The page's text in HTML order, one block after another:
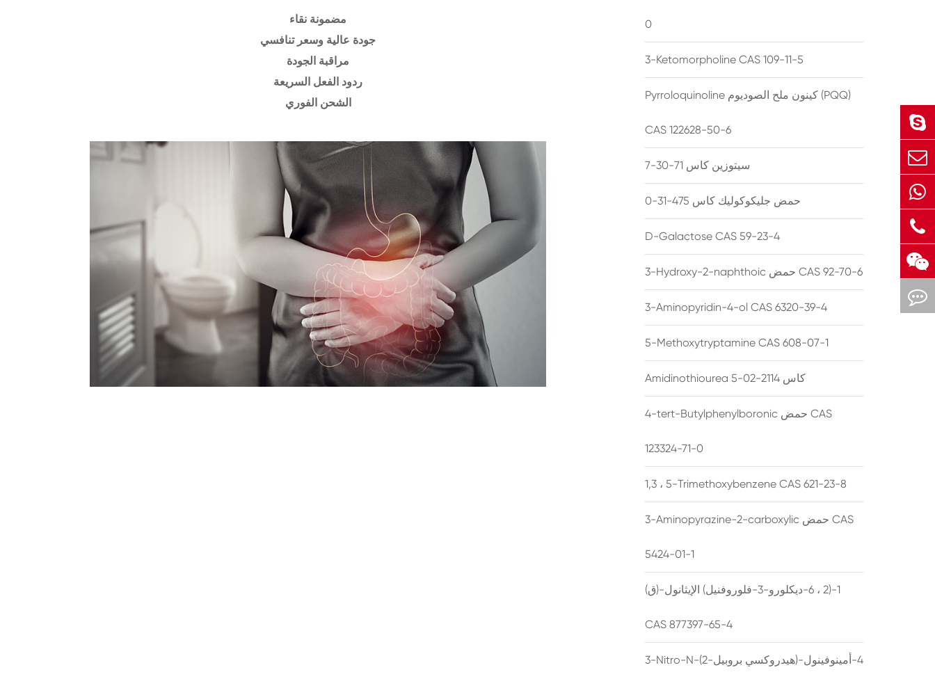
مضمونة نقاء
جودة عالية وسعر تنافسي
مراقبة الجودة
ردود الفعل السريعة
الشحن الفوري
0
3-Ketomorpholine CAS 109-11-5
Pyrroloquinoline كينون ملح الصوديوم (PQQ)
CAS 122628-50-6
سيتوزين كاس 71-30-7
حمض جليكوكوليك كاس 475-31-0
D-Galactose CAS 59-23-4
3-Hydroxy-2-naphthoic حمض CAS 92-70-6
3-Aminopyridin-4-ol CAS 6320-39-4
5-Methoxytryptamine CAS 608-07-1
Amidinothiourea كاس 2114-02-5
4-tert-Butylphenylboronic حمض CAS
123324-71-0
1,3 ، 5-Trimethoxybenzene CAS 621-23-8
3-Aminopyrazine-2-carboxylic حمض CAS
5424-01-1
(ق)-1-(2 ، 6-ديكلورو-3-فلوروفنيل) الإيثانول
CAS 877397-65-4
3-Nitro-N-(2-هيدروكسي بروبيل)-4-أمينوفينول